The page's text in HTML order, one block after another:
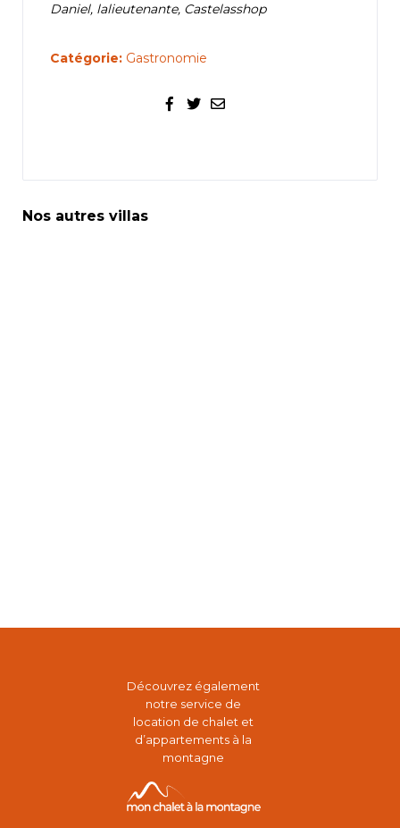
Daniel, lalieutenante, Castelasshop
Catégorie: Gastronomie
Nos autres villas
Découvrez également
notre service de
location de chalet et
d’appartements à la
montagne